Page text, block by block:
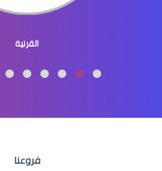
treatment
القرنية
فروعنا